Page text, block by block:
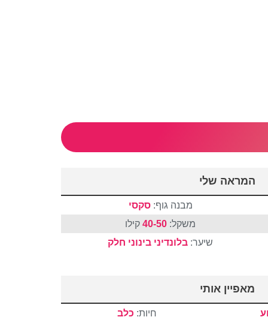
המראה שלי
מבנה גוף:סקסי
משקל: 40-50 קילו
שיער: בלונדיני בינוני חלק
מאפיין אותי
חיות: כלב